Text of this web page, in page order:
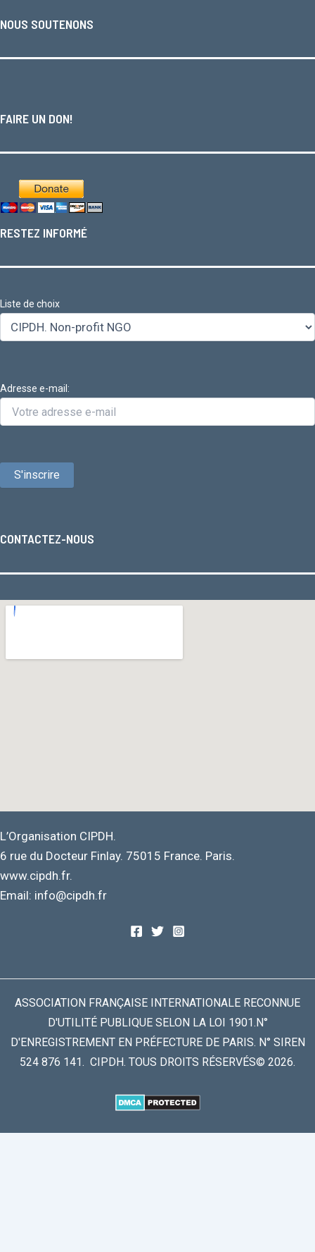
NOUS SOUTENONS
FAIRE UN DON!
RESTEZ INFORMÉ
Liste de choix
Adresse e-mail:
CONTACTEZ-NOUS
L’Organisation CIPDH.
6 rue du Docteur Finlay. 75015 France. Paris.
www.cipdh.fr.
Email: info@cipdh.fr
ASSOCIATION FRANÇAISE INTERNATIONALE RECONNUE
D'UTILITÉ PUBLIQUE SELON LA LOI 1901.N°
D'ENREGISTREMENT EN PRÉFECTURE DE PARIS. N° SIREN
524 876 141. CIPDH. TOUS DROITS RÉSERVÉS© 2026.